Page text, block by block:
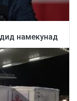
намекунад